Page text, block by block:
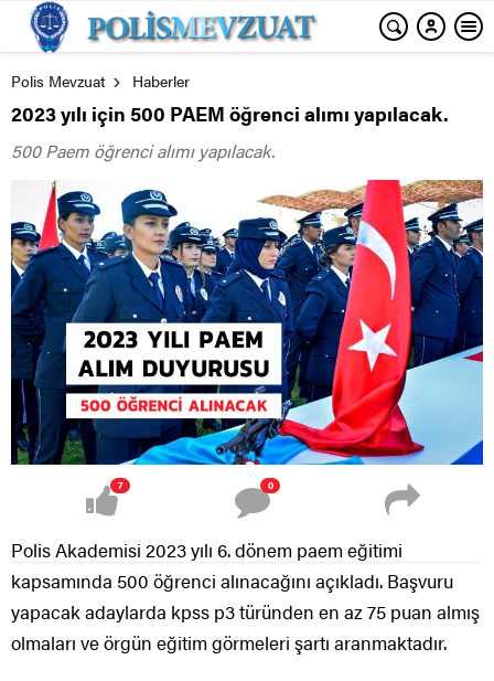
Polis Mevzuat Haberler
2023 yılı için 500 PAEM öğrenci alımı yapılacak.
500 Paem öğrenci alımı yapılacak.
7 0
Polis Akademisi 2023 yılı 6. dönem paem eğitimi
kapsamında 500 öğrenci alınacağını açıkladı. Başvuru
yapacak adaylarda kpss p3 türünden en az 75 puan almış
olmaları ve örgün eğitim görmeleri şartı aranmaktadır.